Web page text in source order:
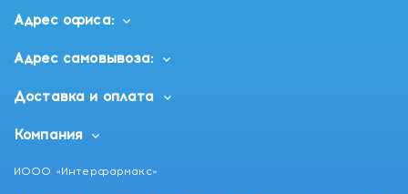
Адрес офиса:
Адрес самовывоза:
Доставка и оплата
Компания
ИООО «Интерфармакс»